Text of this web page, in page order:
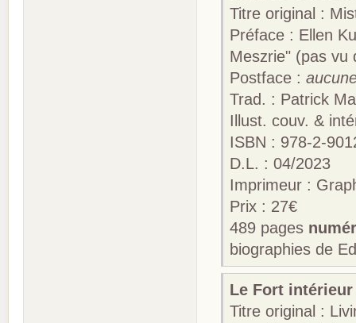
Titre original :
Préface : Ellen
Meszrie" (pas vu
Postface :
Trad. : Patrick
Illust. couv. &
ISBN : 978-2-
D.L. : 04/
Imprimeur :
Prix : 27€
489 pages
biographies de
Le Fort
Titre original :